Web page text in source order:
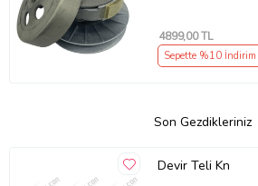
4899,00 TL
Sepette %10 İndirim
Son Gezdikleriniz
Devir Teli Kn